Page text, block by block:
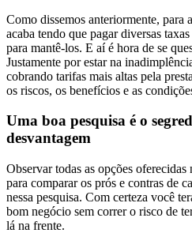
Como dissemos anteriormente, para
acaba tendo que pagar diversas
para mantê-los. E aí é hora de se
Justamente por estar na
cobrando tarifas mais altas pela
os riscos, os benefícios e as
Uma boa pesquisa é o
desvantagem
Observar todas as opções
para comparar os prós e contras de
nessa pesquisa. Com certeza você
bom negócio sem correr o risco de
lá na frente.